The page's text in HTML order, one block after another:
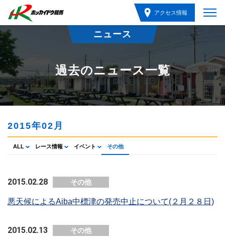
アクセス情報
ニュース
過去のニュース一覧
2015年02月
ALL レース情報 イベント その他
2015.02.28 その他
悪天候によるAiba中標津の発売中止について(２月２８日)
2015.02.13 その他